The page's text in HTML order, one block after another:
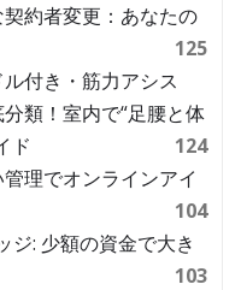
約者変更：あなたの
125
付き・筋力アシス
類！室内で“足腰と体
ド
124
理でオンラインアイ
104
ジ: 少額の資金で大き
103